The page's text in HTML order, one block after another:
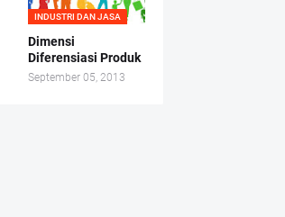
INDUSTRI DAN JASA
Dimensi
Diferensiasi Produk
September 05, 2013